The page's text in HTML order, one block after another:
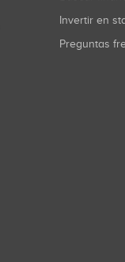
Invertir en
Preguntas